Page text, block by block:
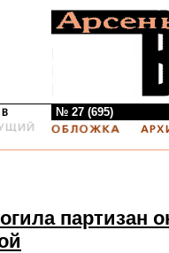
№ 27 (695)
партизан